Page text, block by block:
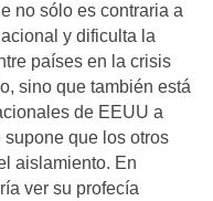
no sólo es contraria a
y dificulta la
países en la crisis
sino que también está
de EEUU a
supone que los otros
aislamiento. En
ver su profecía